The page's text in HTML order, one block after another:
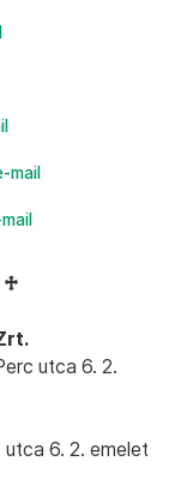
mail
♱
utca 6. 2.
6. 2. emelet